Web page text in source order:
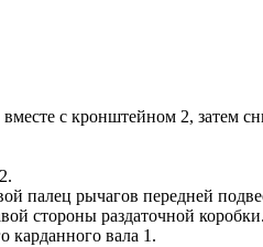
с кронштейном 2, затем
палец рычагов передней
стороны раздаточной коробки.
карданного вала 1.